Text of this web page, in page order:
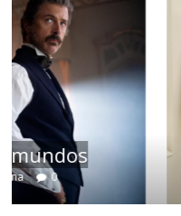
Las series-
13 marzo, 2026 Julio